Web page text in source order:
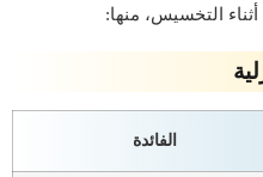
التخسيس، منها:
الفائدة